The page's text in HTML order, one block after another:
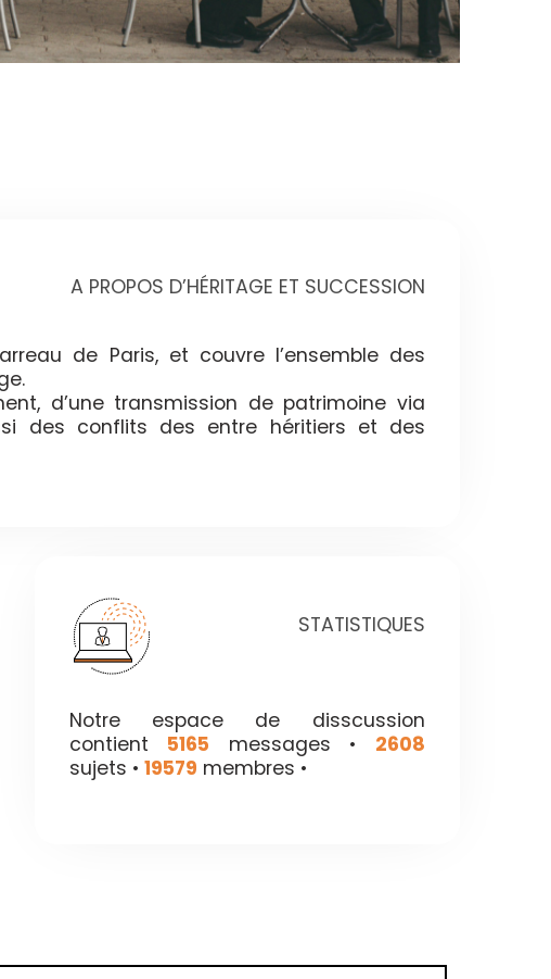
A PROPOS D’HÉRITAGE ET SUCCESSION
de Paris, et couvre l’ensemble des
d’une transmission de patrimoine via
des conflits des entre héritiers et des
STATISTIQUES
Notre espace de disscussion
contient 5165 messages • 2608
sujets • 19579 membres •